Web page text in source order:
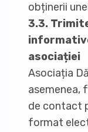
obținerii
3.3.
asociației
Asociația
asemenea,
de contact
format